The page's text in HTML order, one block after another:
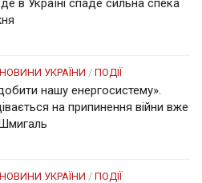
в Україні спаде сильна спека
НОВИНИ УКРАЇНИ / ПОДІЇ
нашу енергосистему».
на припинення війни вже
НОВИНИ УКРАЇНИ / ПОДІЇ